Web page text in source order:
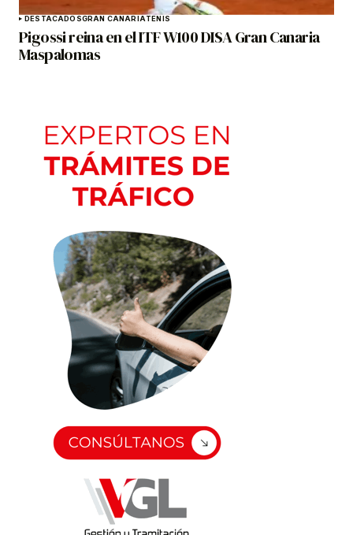
DESTACADOSGRAN CANARIATENIS
Pigossi reina en el ITF W100 DISA Gran Canaria
Maspalomas